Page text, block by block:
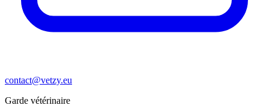
contact@vetzy.eu
Garde vétérinaire